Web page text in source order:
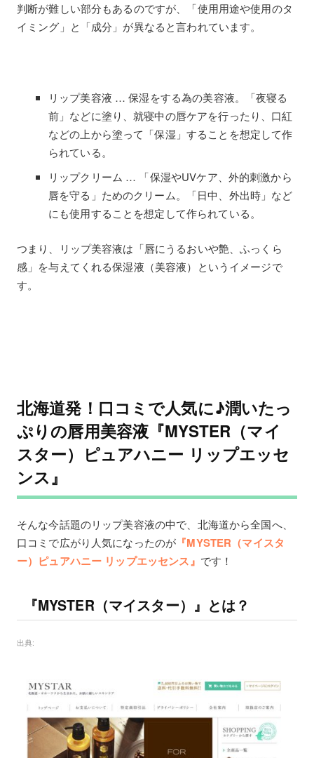
判断が難しい部分もあるのですが、「使用用途や使用のタ
イミング」と「成分」が異なると言われています。
リップ美容液 … 保湿をする為の美容液。「夜寝る
前」などに塗り、就寝中の唇ケアを行ったり、口紅
などの上から塗って「保湿」することを想定して作
られている。
リップクリーム … 「保湿やUVケア、外的刺激から
唇を守る」ためのクリーム。「日中、外出時」など
にも使用することを想定して作られている。
つまり、リップ美容液は「唇にうるおいや艶、ふっくら
感」を与えてくれる保湿液（美容液）というイメージで
す。
北海道発！口コミで人気に♪潤いたっ
ぷりの唇用美容液『MYSTER（マイ
スター）ピュアハニー リップエッセ
ンス』
そんな今話題のリップ美容液の中で、北海道から全国へ、
口コミで広がり人気になったのが 『MYSTER（マイスタ
ー）ピュアハニー リップエッセンス』 です！
『MYSTER（マイスター）』とは？